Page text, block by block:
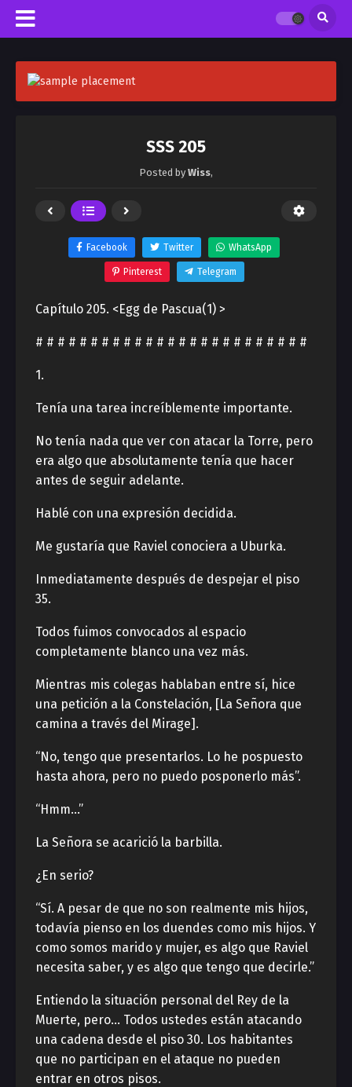
SSS 205
Posted by Wiss,
Facebook Twitter WhatsApp
Pinterest Telegram
Capítulo 205. <Egg de Pascua(1) >
# # # # # # # # # # # # # # # # # # # # # # # # #
1.
Tenía una tarea increíblemente importante.
No tenía nada que ver con atacar la Torre, pero
era algo que absolutamente tenía que hacer
antes de seguir adelante.
Hablé con una expresión decidida.
Me gustaría que Raviel conociera a Uburka.
Inmediatamente después de despejar el piso
35.
Todos fuimos convocados al espacio
completamente blanco una vez más.
Mientras mis colegas hablaban entre sí, hice
una petición a la Constelación, [La Señora que
camina a través del Mirage].
“No, tengo que presentarlos. Lo he pospuesto
hasta ahora, pero no puedo posponerlo más”.
“Hmm…”
La Señora se acarició la barbilla.
¿En serio?
“Sí. A pesar de que no son realmente mis hijos,
todavía pienso en los duendes como mis hijos. Y
como somos marido y mujer, es algo que Raviel
necesita saber, y es algo que tengo que decirle.”
Entiendo la situación personal del Rey de la
Muerte, pero… Todos ustedes están atacando
una cadena desde el piso 30. Los habitantes
que no participan en el ataque no pueden
entrar en otros pisos.